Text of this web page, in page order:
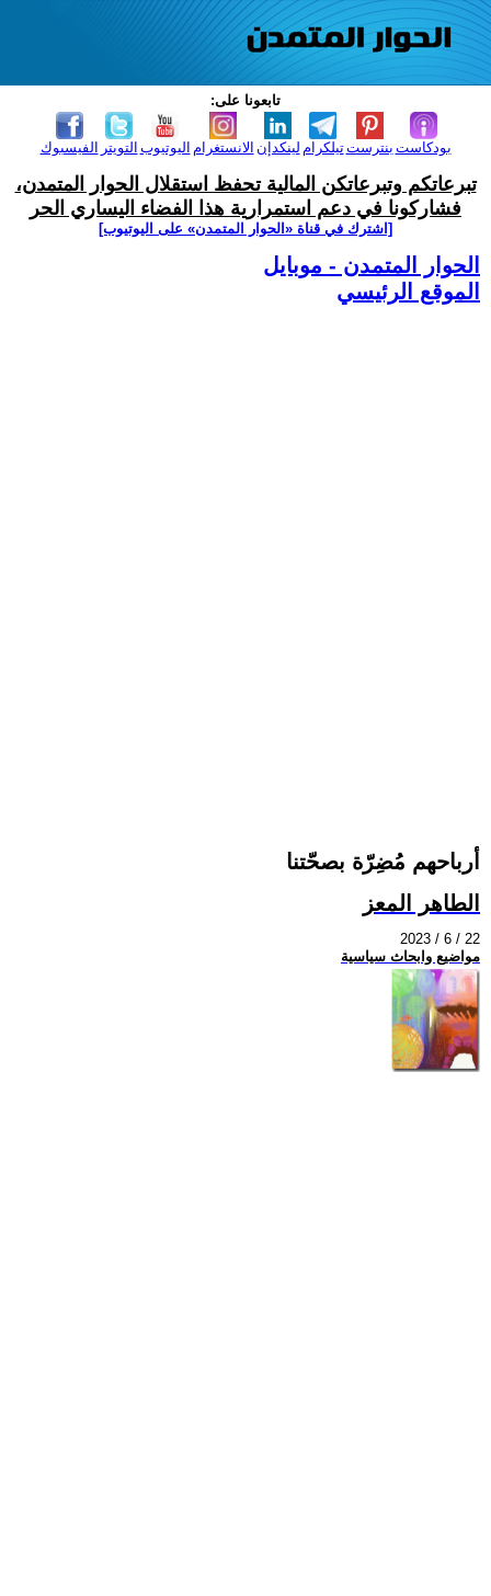
تابعونا على:
الفيسبوك التويتر اليوتيوب الانستغرام لينكدإن تيلكرامبنترست بودكاست
تبرعاتكم وتبرعاتكن المالية تحفظ استقلال الحوار المتمدن،
فشاركونا في دعم استمرارية هذا الفضاء اليساري الحر
[اشترك في قناة ‫«الحوار المتمدن» على اليوتيوب]
الحوار المتمدن - موبايل
الموقع الرئيسي
أرباحهم مُضِرّة بصحّتنا
الطاهر المعز
2023 / 6 / 22
مواضيع وابحاث سياسية